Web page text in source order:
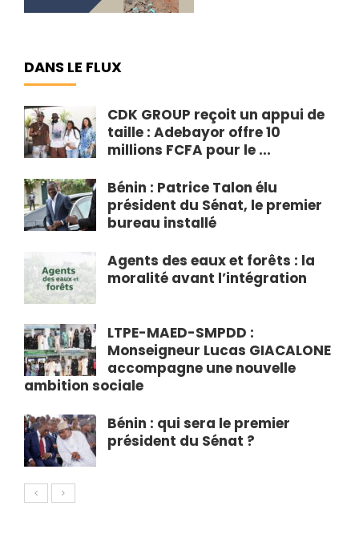
DANS LE FLUX
CDK GROUP reçoit un appui de
taille : Adebayor offre 10
millions FCFA pour le ...
Bénin : Patrice Talon élu
président du Sénat, le premier
bureau installé
Agents des eaux et forêts : la
moralité avant l’intégration
LTPE-MAED-SMPDD :
Monseigneur Lucas GIACALONE
accompagne une nouvelle
ambition sociale
Bénin : qui sera le premier
président du Sénat ?